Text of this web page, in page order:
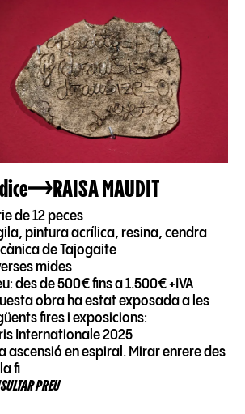
RAISA MAUDIT
de 12 peces
pintura acrílica, resina, cendra
de Tajogaite
mides
des de 500€ fins a 1.500€ +IVA
obra ha estat exposada a les
fires i exposicions:
Internationale 2025
ascensió en espiral. Mirar enrere des
fi
PREU